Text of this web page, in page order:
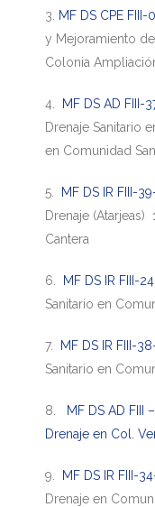
3. MF DS CPE FIII-
y Mejoramiento
Colonia
4. MF DS AD FIII-
Drenaje Sanitario
en Comunidad
5. MF DS IR FIII-
Drenaje (Atarjeas)
Cantera
6. MF DS IR FIII-
Sanitario en
7. MF DS IR FIII-
Sanitario en
8.
MF DS AD FIII
Drenaje en Col.
9. MF DS IR FIII-
Drenaje en